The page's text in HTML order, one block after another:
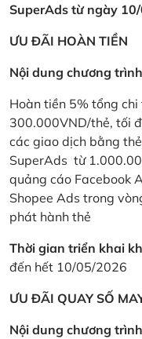
SuperAds từ ngày
ƯU ĐÃI HOÀN TIỀN
Nội dung chương
Hoàn tiền 5% tổng
300.000VND/thẻ, tối
các giao dịch bằng
SuperAds từ
quảng cáo Facebook
Shopee Ads trong
phát hành thẻ
Thời gian triển khai
đến hết 10/05/2026
ƯU ĐÃI QUAY SỐ
Nội dung chương